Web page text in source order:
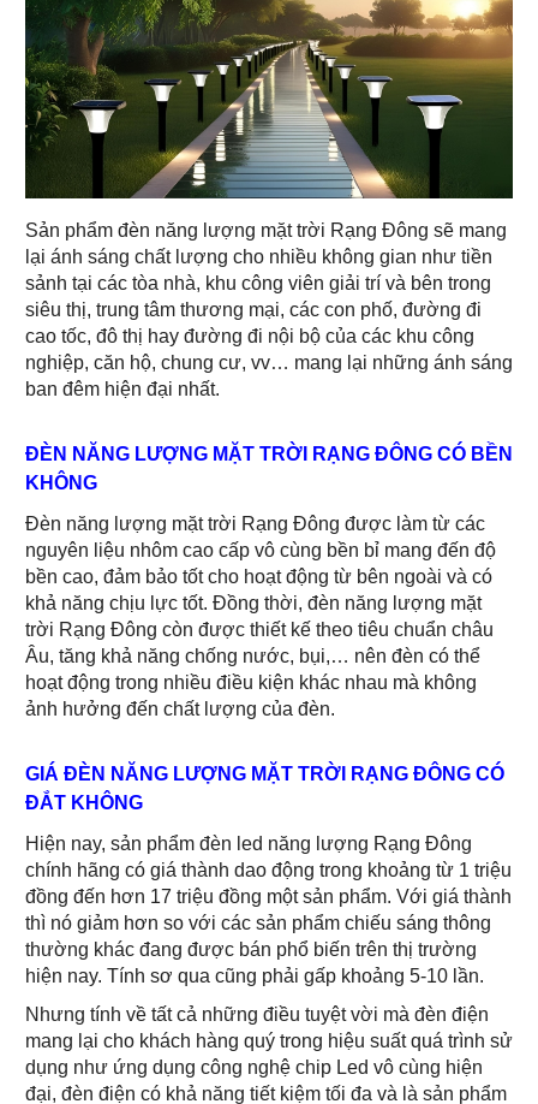
Sản phẩm đèn năng lượng mặt trời Rạng Đông sẽ mang
lại ánh sáng chất lượng cho nhiều không gian như tiền
sảnh tại các tòa nhà, khu công viên giải trí và bên trong
siêu thị, trung tâm thương mại, các con phố, đường đi
cao tốc, đô thị hay đường đi nội bộ của các khu công
nghiệp, căn hộ, chung cư, vv… mang lại những ánh sáng
ban đêm hiện đại nhất.
ĐÈN NĂNG LƯỢNG MẶT TRỜI RẠNG ĐÔNG CÓ BỀN
KHÔNG
Đèn năng lượng mặt trời Rạng Đông được làm từ các
nguyên liệu nhôm cao cấp vô cùng bền bỉ mang đến độ
bền cao, đảm bảo tốt cho hoạt động từ bên ngoài và có
khả năng chịu lực tốt. Đồng thời, đèn năng lượng mặt
trời Rạng Đông còn được thiết kế theo tiêu chuẩn châu
Âu, tăng khả năng chống nước, bụi,… nên đèn có thể
hoạt động trong nhiều điều kiện khác nhau mà không
ảnh hưởng đến chất lượng của đèn.
GIÁ ĐÈN NĂNG LƯỢNG MẶT TRỜI RẠNG ĐÔNG CÓ
ĐẮT KHÔNG
Hiện nay, sản phẩm đèn led năng lượng Rạng Đông
chính hãng có giá thành dao động trong khoảng từ 1 triệu
đồng đến hơn 17 triệu đồng một sản phẩm. Với giá thành
thì nó giảm hơn so với các sản phẩm chiếu sáng thông
thường khác đang được bán phổ biến trên thị trường
hiện nay. Tính sơ qua cũng phải gấp khoảng 5-10 lần.
Nhưng tính về tất cả những điều tuyệt vời mà đèn điện
mang lại cho khách hàng quý trong hiệu suất quá trình sử
dụng như ứng dụng công nghệ chip Led vô cùng hiện
đại, đèn điện có khả năng tiết kiệm tối đa và là sản phẩm